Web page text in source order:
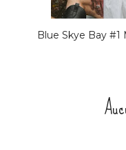
Blue Skye Bay